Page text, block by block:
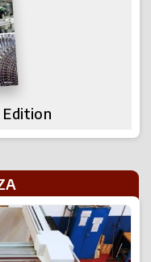
Edition